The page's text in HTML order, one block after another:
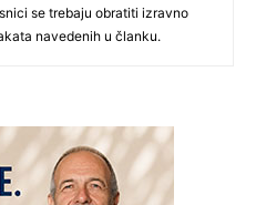
se trebaju obratiti izravno
navedenih u članku.